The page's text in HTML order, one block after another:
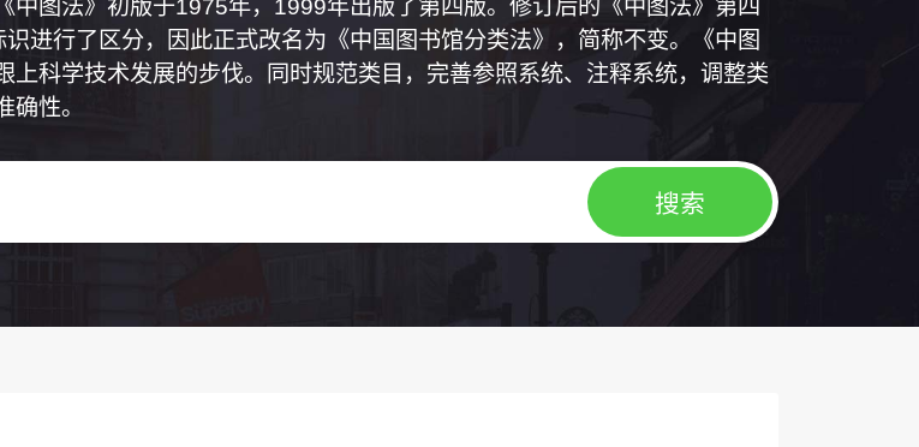
图法》初版于1975年，1999年出版了第四版。修订后的《中图法》第四
进行了区分，因此正式改名为《中国图书馆分类法》，简称不变。《中图
科学技术发展的步伐。同时规范类目，完善参照系统、注释系统，调整类
性。